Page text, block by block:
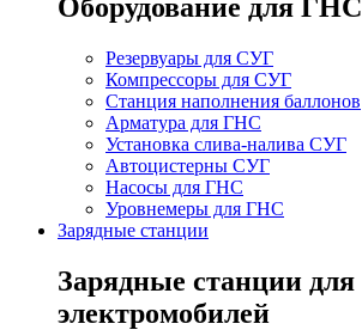
Оборудование для ГНС
Резервуары для СУГ
Компрессоры для СУГ
Станция наполнения баллонов
Арматура для ГНС
Установка слива-налива СУГ
Автоцистерны СУГ
Насосы для ГНС
Уровнемеры для ГНС
Зарядные станции
Зарядные станции для
электромобилей